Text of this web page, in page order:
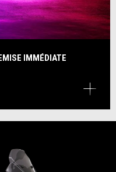
IMMÉDIATE